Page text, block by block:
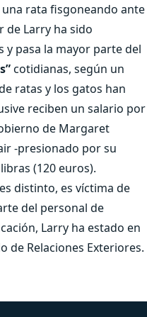
una rata fisgoneando ante
de Larry ha sido
y pasa la mayor parte del
cotidianas, según un
ratas y los gatos han
reciben un salario por
de Margaret
-presionado por su
(120 euros).
distinto, es víctima de
del personal de
Larry ha estado en
de Relaciones Exteriores.